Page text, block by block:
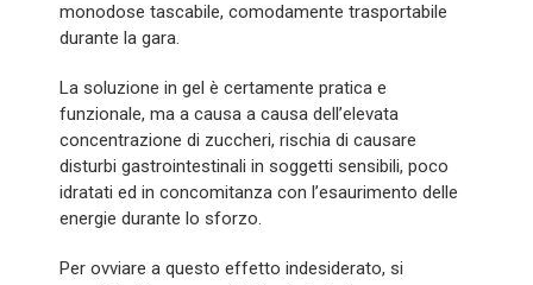
monodose tascabile, comodamente trasportabile
durante la gara.
La soluzione in gel è certamente pratica e
funzionale, ma a causa a causa dell’elevata
concentrazione di zuccheri, rischia di causare
disturbi gastrointestinali in soggetti sensibili, poco
idratati ed in concomitanza con l’esaurimento delle
energie durante lo sforzo.
Per ovviare a questo effetto indesiderato, si